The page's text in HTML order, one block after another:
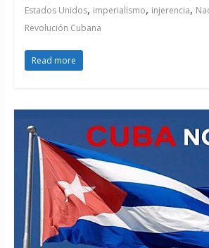
Estados Unidos, imperialismo, injerencia,
Revolución Cubana
Read more